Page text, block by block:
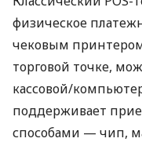
физическое
чековым
торговой точке,
кассовой/
поддерживает
способами — чип,